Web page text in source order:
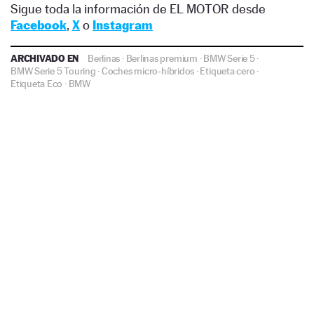
Sigue toda la información de EL MOTOR desde
Facebook, Xo Instagram
ARCHIVADO EN Berlinas · Berlinas premium ·BMW Serie 5·
BMW Serie 5 Touring ·Coches micro-híbridos ·Etiqueta cero ·
Etiqueta Eco · BMW